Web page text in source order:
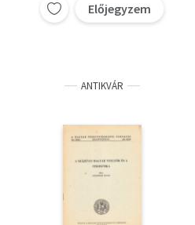
Előjegyzem
ANTIKVÁR